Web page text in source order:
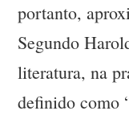
portanto,
Segundo
literatura, na
definido como